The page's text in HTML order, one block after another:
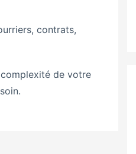
contrats,
de votre